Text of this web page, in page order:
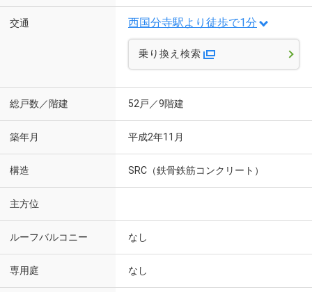
交通 西国分寺駅より徒歩で1分
乗り換え検索
総戸数／階建 52戸／9階建
築年月 平成2年11月
構造 SRC（鉄骨鉄筋コンクリート）
主方位
ルーフバルコニー なし
専用庭 なし